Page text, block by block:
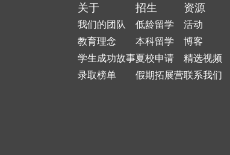
关于
我们的团队
教育理念
学生成功故事
录取榜单
招生
低龄留学
本科留学
夏校申请
假期拓展营
资源
活动
博客
精选视频
联系我们